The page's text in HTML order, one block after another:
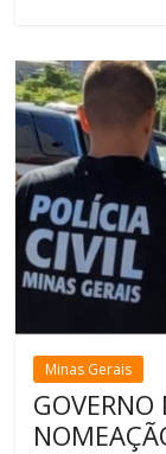
Minas Gerais